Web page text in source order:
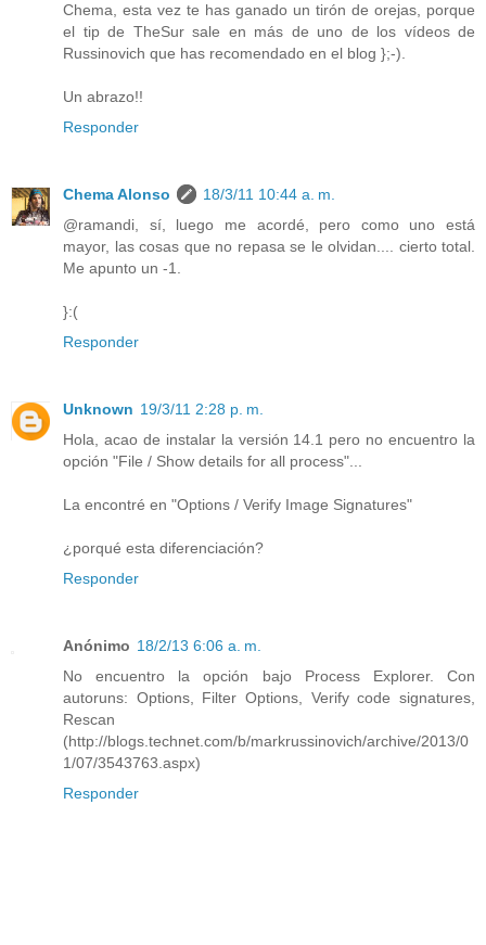
Chema, esta vez te has ganado un tirón de orejas, porque
el tip de TheSur sale en más de uno de los vídeos de
Russinovich que has recomendado en el blog };-).
Un abrazo!!
Responder
Chema Alonso
18/3/11 10:44 a. m.
@ramandi, sí, luego me acordé, pero como uno está
mayor, las cosas que no repasa se le olvidan.... cierto total.
Me apunto un -1.
}:(
Responder
Unknown 19/3/11 2:28 p. m.
Hola, acao de instalar la versión 14.1 pero no encuentro la
opción "File / Show details for all process"...
La encontré en "Options / Verify Image Signatures"
¿porqué esta diferenciación?
Responder
Anónimo 18/2/13 6:06 a. m.
No encuentro la opción bajo Process Explorer. Con
autoruns: Options, Filter Options, Verify code signatures,
Rescan
(http://blogs.technet.com/b/markrussinovich/archive/2013/0
1/07/3543763.aspx)
Responder